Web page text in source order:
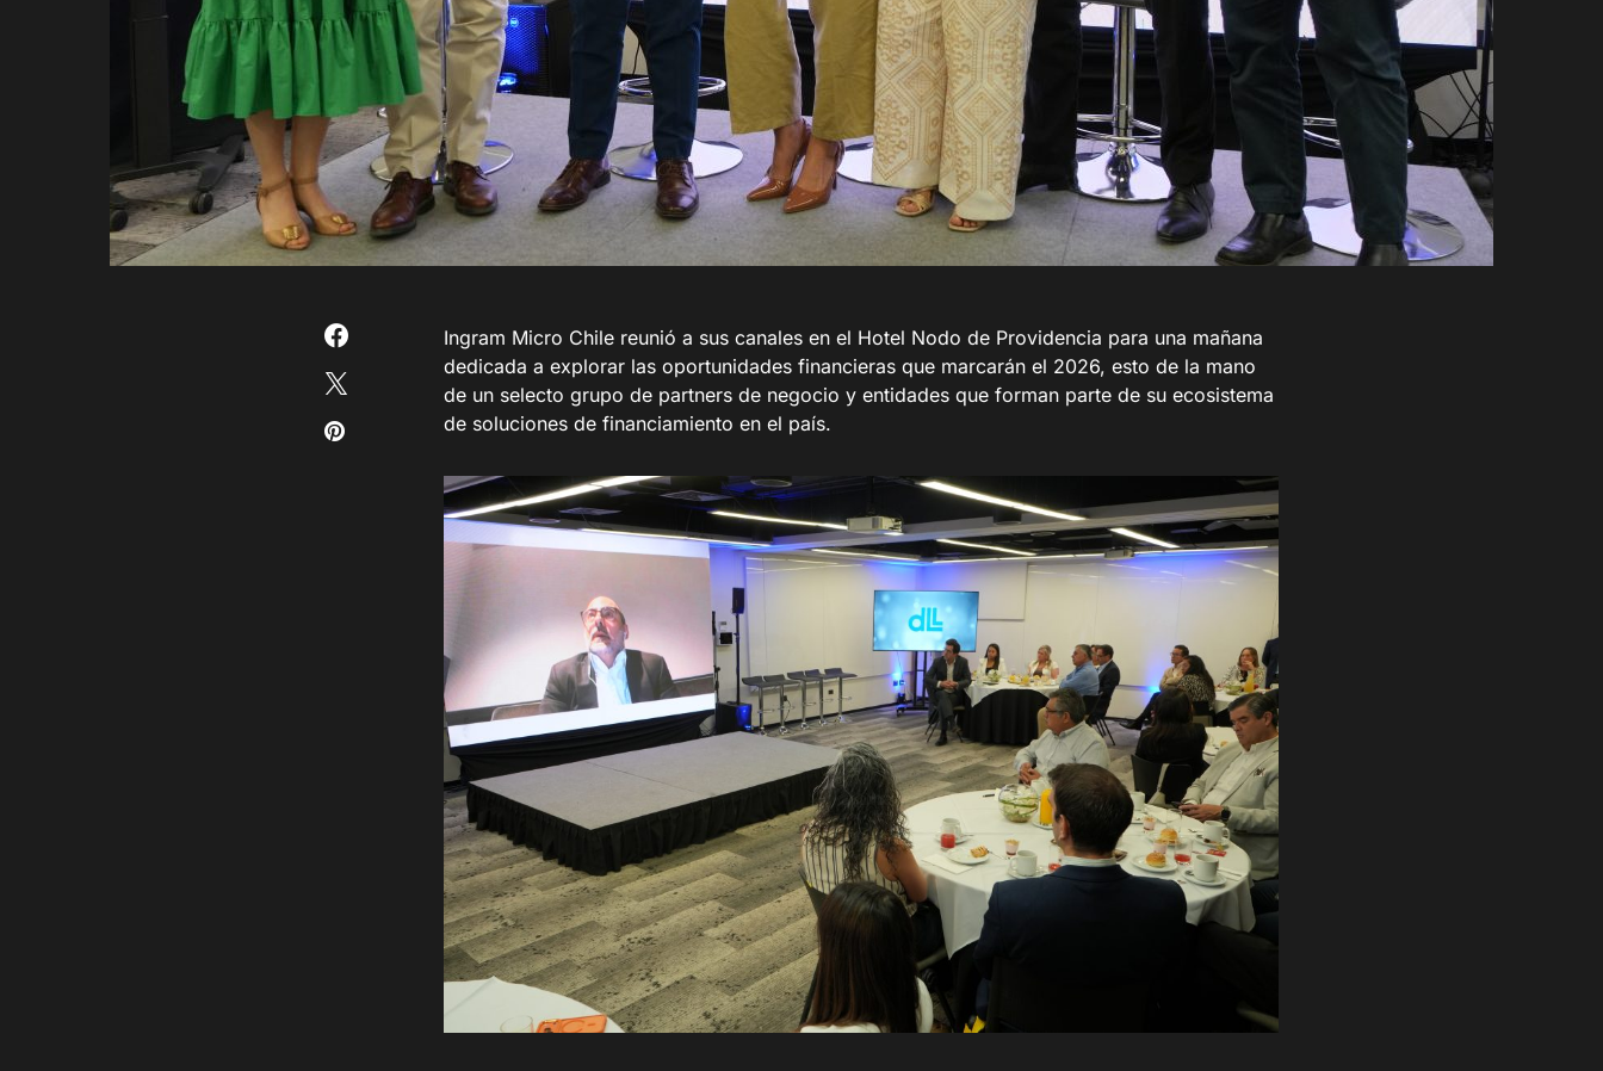
Ingram Micro Chile reunió a sus canales en el Hotel Nodo de Providencia para una mañana
dedicada a explorar las oportunidades financieras que marcarán el 2026, esto de la mano
de un selecto grupo de partners de negocio y entidades que forman parte de su ecosistema
de soluciones de financiamiento en el país.